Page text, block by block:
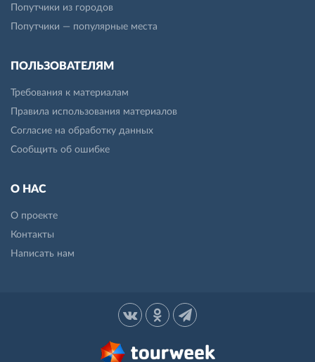
Попутчики из городов
Попутчики — популярные места
ПОЛЬЗОВАТЕЛЯМ
Требования к материалам
Правила использования материалов
Согласие на обработку данных
Сообщить об ошибке
О НАС
О проекте
Контакты
Написать нам